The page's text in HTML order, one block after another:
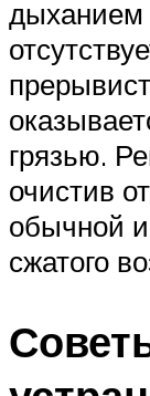
дыханием
грязью.
очистив
обычной
сжатого